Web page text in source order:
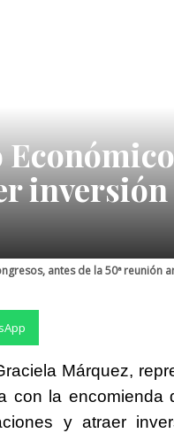
inversión
antes de la 50ª
Márquez,
con la encomienda
y atraer